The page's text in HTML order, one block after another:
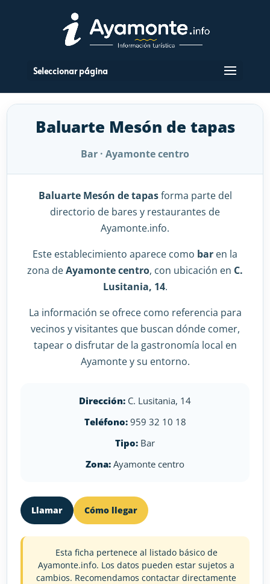
Seleccionar página
Baluarte Mesón de tapas
Bar · Ayamonte centro
Baluarte Mesón de tapasforma parte del
directorio de bares y restaurantes de
Ayamonte.info.
Este establecimiento aparece como bar en la
zona deAyamonte centro, con ubicación en C.
Lusitania, 14.
La información se ofrece como referencia para
vecinos y visitantes que buscan dónde comer,
tapear o disfrutar de la gastronomía local en
Ayamonte y su entorno.
Dirección: C. Lusitania, 14
Teléfono:959 32 10 18
Tipo: Bar
Zona: Ayamonte centro
Llamar Cómo llegar
Esta ficha pertenece al listado básico de
Ayamonte.info. Los datos pueden estar sujetos a
cambios. Recomendamos contactar directamente